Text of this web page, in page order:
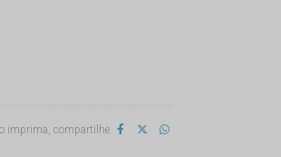
imprima, compartilhe